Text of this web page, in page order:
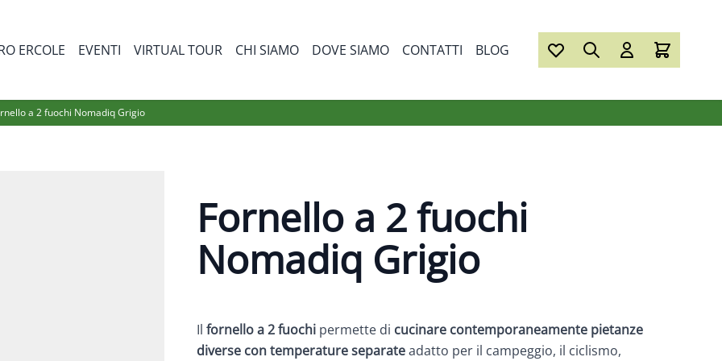
for Prodotti
ERCOLE EVENTI VIRTUAL TOUR CHI SIAMO DOVE SIAMO CONTATTI BLOG
a 2 fuochi Nomadiq Grigio
Fornello a 2 fuochi
Nomadiq Grigio
Il fornello a 2 fuochi permette di cucinare contemporaneamente pietanze
diverse con temperature separateadatto per il campeggio, il ciclismo,